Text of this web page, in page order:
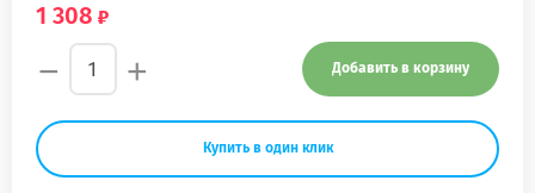
1 308
− + Добавить в корзину
Купить в один клик